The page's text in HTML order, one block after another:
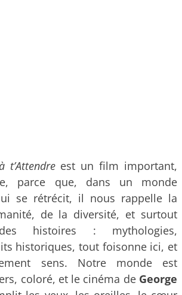
t’Attendreest un film important,
parce que, dans un monde
se rétrécit, il nous rappelle la
de la diversité, et surtout
des histoires : mythologies,
historiques, tout foisonne ici, et
sens. Notre monde est
coloré, et le cinéma de George